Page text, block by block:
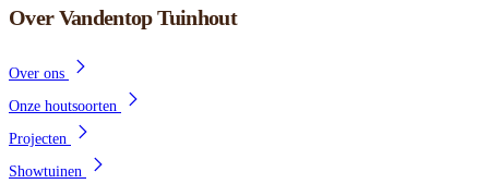
Over Vandentop Tuinhout
Over ons
Onze houtsoorten
Projecten
Showtuinen